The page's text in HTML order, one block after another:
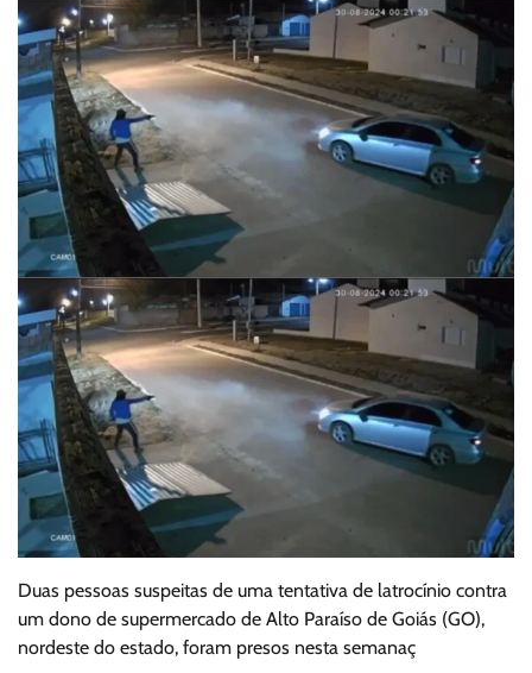
Duas pessoas suspeitas de uma tentativa de latrocínio contra
um dono de supermercado de Alto Paraíso de Goiás (GO),
nordeste do estado, foram presos nesta semanaç